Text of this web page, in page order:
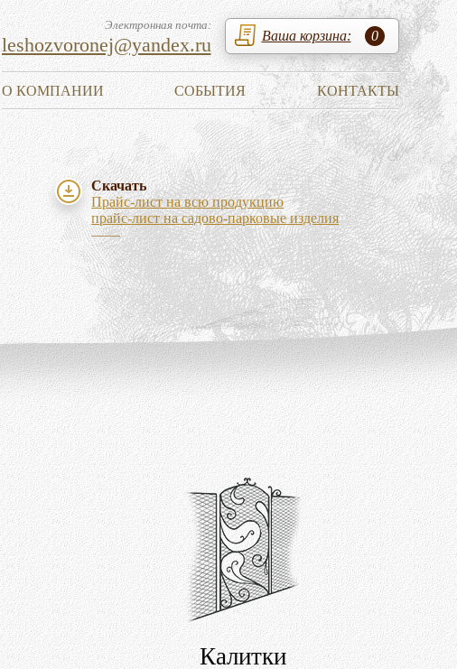
Ваша корзина: 0
Электронная почта:
leshozvoronej@yandex.ru
О КОМПАНИИ СОБЫТИЯ КОНТАКТЫ
Скачать
Прайс-лист на всю продукцию
прайс-лист на садово-парковые изделия
Калитки